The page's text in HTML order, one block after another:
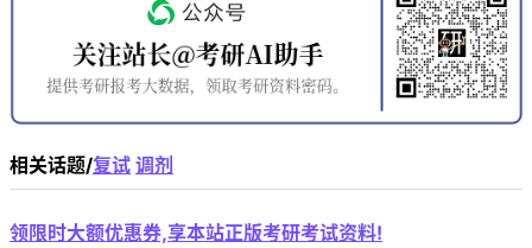
相关话题/复试 调剂
领限时大额优惠券,享本站正版考研考试资料!